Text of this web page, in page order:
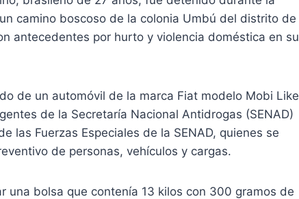
camino boscoso de la colonia Umbú del distrito de
antecedentes por hurto y violencia doméstica en su
de un automóvil de la marca Fiat modelo Mobi Like
de la Secretaría Nacional Antidrogas (SENAD)
las Fuerzas Especiales de la SENAD, quienes se
de personas, vehículos y cargas.
una bolsa que contenía 13 kilos con 300 gramos de